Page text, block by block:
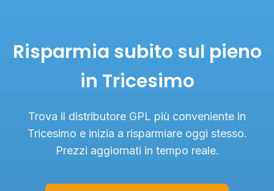
Risparmia subito sul pieno
in Tricesimo
Trova il distributore GPL più conveniente in
Tricesimo e inizia a risparmiare oggi stesso.
Prezzi aggiornati in tempo reale.